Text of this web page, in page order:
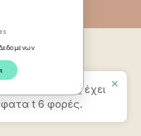
Wellness Journalέχει
t 6 φορές.
✕